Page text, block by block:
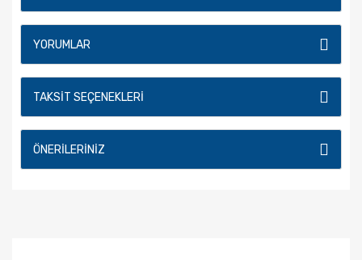
YORUMLAR
TAKSIT SEÇENEKLERI
ÖNERILERINIZ